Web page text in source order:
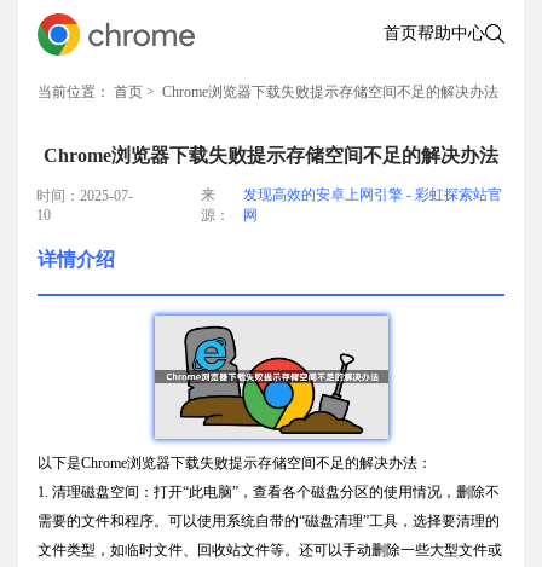
首页帮助中心
当前位置： 首页 > Chrome浏览器下载失败提示存储空间不足的解决办法
Chrome浏览器下载失败提示存储空间不足的解决办法
时间：2025-07-
10
来
源：
发现高效的安卓上网引擎 - 彩虹探索站官
网
详情介绍
以下是Chrome浏览器下载失败提示存储空间不足的解决办法：
1. 清理磁盘空间：打开“此电脑”，查看各个磁盘分区的使用情况，删除不
需要的文件和程序。可以使用系统自带的“磁盘清理”工具，选择要清理的
文件类型，如临时文件、回收站文件等。还可以手动删除一些大型文件或